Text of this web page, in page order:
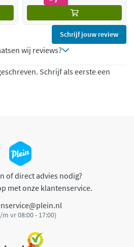
Schrijf jouw review
wij reviews?
Schrijf als eerste een
of direct advies nodig?
met onze klantenservice.
vr 08:00 - 17:00)